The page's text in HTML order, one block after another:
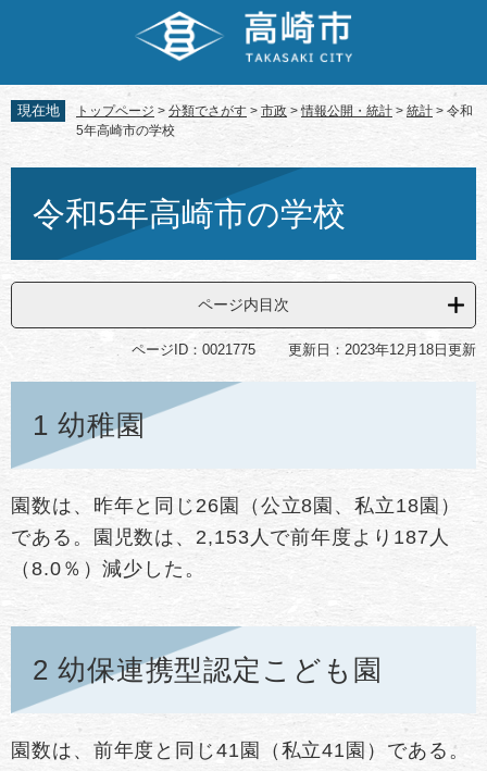
先
頭
す。
を
飛
し
へ
現在地 トップページ > 分類でさがす > 市政 >情報公開・統計 > 統計 > 令和
5年高崎市の学校
令和5年高崎市の学校
ページ内目次
ページID：0021775 更新日：2023年12月18日更新
1 幼稚園
園数は、昨年と同じ26園（公立8園、私立18園）
である。園児数は、2,153人で前年度より187人
（8.0％）減少した。
2 幼保連携型認定こども園
園数は、前年度と同じ41園（私立41園）である。